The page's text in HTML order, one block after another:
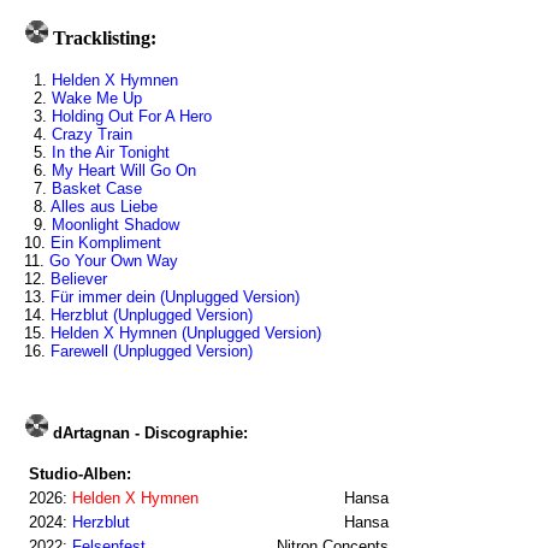
Tracklisting:
1. Helden X Hymnen
2. Wake Me Up
3. Holding Out For A Hero
4. Crazy Train
5. In the Air Tonight
6. My Heart Will Go On
7. Basket Case
8. Alles aus Liebe
9. Moonlight Shadow
10. Ein Kompliment
11. Go Your Own Way
12. Believer
13. Für immer dein (Unplugged Version)
14. Herzblut (Unplugged Version)
15. Helden X Hymnen (Unplugged Version)
16. Farewell (Unplugged Version)
dArtagnan - Discographie:
Studio-Alben:
2026: Helden X Hymnen
Hansa
2024: Herzblut
Hansa